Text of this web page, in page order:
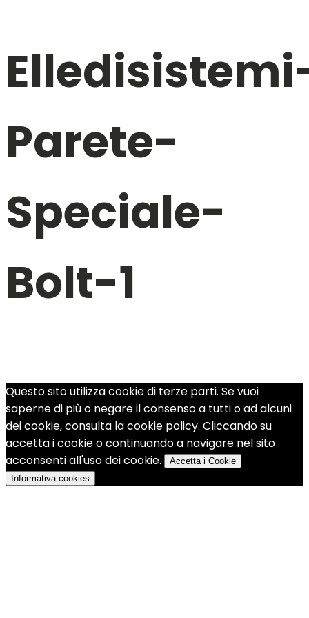
Parete-
Speciale-
Bolt-1
Questo sito utilizza cookie di terze parti. Se vuoi
saperne di più o negare il consenso a tutti o ad alcuni
dei cookie, consulta la cookie policy. Cliccando su
accetta i cookie o continuando a navigare nel sito
acconsenti all'uso dei cookie.
Accetta i Cookie
Informativa cookies